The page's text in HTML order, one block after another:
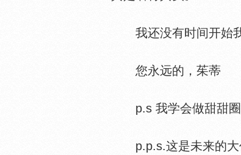
我还没有时间开始我
您永远的，茱蒂
p.s 我学会做甜甜圈
p.p.s.这是未来的大